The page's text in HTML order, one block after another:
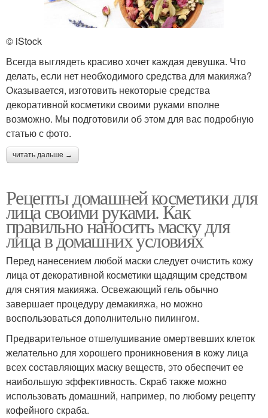
© iStock
Всегда выглядеть красиво хочет каждая девушка. Что
делать, если нет необходимого средства для макияжа?
Оказывается, изготовить некоторые средства
декоративной косметики своими руками вполне
возможно. Мы подготовили об этом для вас подробную
статью с фото.
читать дальше →
Рецепты домашней косметики для
лица своими руками. Как
правильно наносить маску для
лица в домашних условиях
Перед нанесением любой маски следует очистить кожу
лица от декоративной косметики щадящим средством
для снятия макияжа. Освежающий гель обычно
завершает процедуру демакияжа, но можно
воспользоваться дополнительно пилингом.
Предварительное отшелушивание омертвевших клеток
желательно для хорошего проникновения в кожу лица
всех составляющих маску веществ, это обеспечит ее
наибольшую эффективность. Скраб также можно
использовать домашний, например, по любому рецепту
кофейного скраба.